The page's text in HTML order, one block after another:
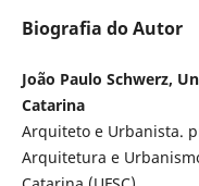
Biografia do Autor
João Paulo Schwerz,
Catarina
Arquiteto e Urbanista.
Arquitetura e